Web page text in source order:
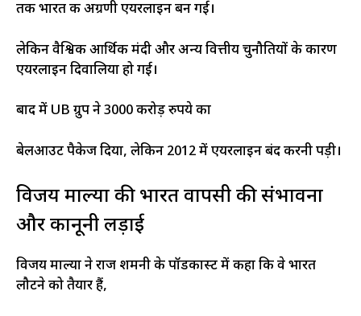
तक भारत की अग्रणी एयरलाइन बन गई।
लेकिन वैश्विक आर्थिक मंदी और अन्य वित्तीय चुनौतियों के कारण
एयरलाइन दिवालिया हो गई।
बाद में UB ग्रुप ने 3000 करोड़ रुपये का
बेलआउट पैकेज दिया, लेकिन 2012 में एयरलाइन बंद करनी पड़ी।
विजय माल्या की भारत वापसी की संभावना
और कानूनी लड़ाई
विजय माल्या ने राज शमनी के पॉडकास्ट में कहा कि वे भारत
लौटने को तैयार हैं,